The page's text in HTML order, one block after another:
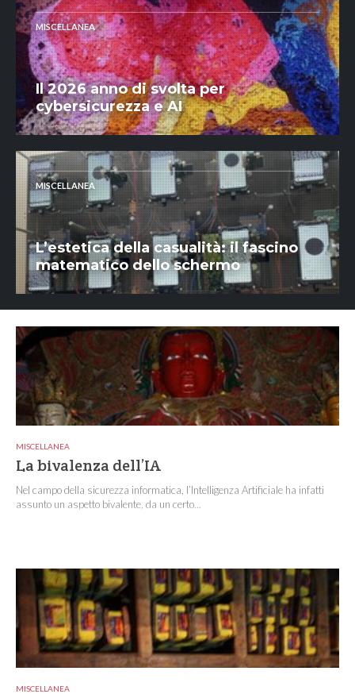
MISCELLANEA
Il 2026 anno di svolta per
cybersicurezza e AI
MISCELLANEA
L’estetica della casualità: il fascino
matematico dello schermo
MISCELLANEA
La bivalenza dell’IA
Nel campo della sicurezza informatica, l’Intelligenza Artificiale ha infatti
assunto un aspetto bivalente, da un certo...
MISCELLANEA